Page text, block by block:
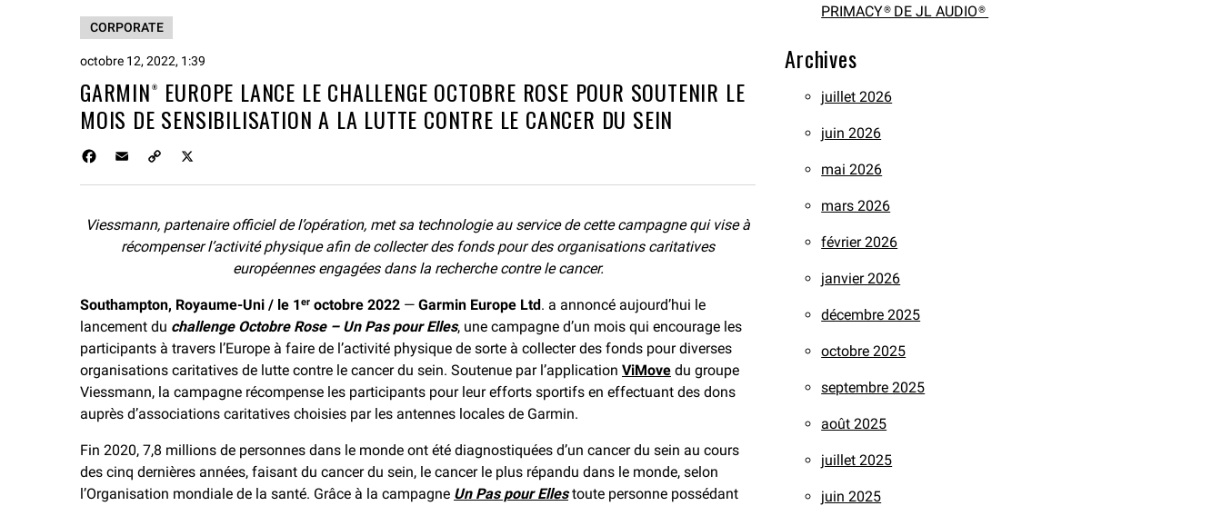
CORPORATE
octobre 12, 2022, 1:39
GARMIN® EUROPE LANCE LE CHALLENGE OCTOBRE ROSE POUR SOUTENIR LE
MOIS DE SENSIBILISATION A LA LUTTE CONTRE LE CANCER DU SEIN
b
l
L
i
Viessmann, partenaire officiel de l’opération, met sa technologie au service de cette campagne qui vise à
récompenser l’activité physique afin de collecter des fonds pour des organisations caritatives
européennes engagées dans la recherche contre le cancer.
Southampton, Royaume-Uni / le 1er octobre 2022 — Garmin Europe Ltd . a annoncé aujourd’hui le
lancement du challenge Octobre Rose – Un Pas pour Elles, une campagne d’un mois qui encourage les
participants à travers l’Europe à faire de l’activité physique de sorte à collecter des fonds pour diverses
organisations caritatives de lutte contre le cancer du sein. Soutenue par l’application ViMove du groupe
Viessmann, la campagne récompense les participants pour leur efforts sportifs en effectuant des dons
auprès d’associations caritatives choisies par les antennes locales de Garmin.
Fin 2020, 7,8 millions de personnes dans le monde ont été diagnostiquées d’un cancer du sein au cours
des cinq dernières années, faisant du cancer du sein, le cancer le plus répandu dans le monde, selon
l’Organisation mondiale de la santé. Grâce à la campagne Un Pas pour Ellestoute personne possédant
PRIMACY® DE JL AUDIO®
Archives
juillet 2026
juin 2026
mai 2026
mars 2026
février 2026
janvier 2026
décembre 2025
octobre 2025
septembre 2025
août 2025
juillet 2025
juin 2025